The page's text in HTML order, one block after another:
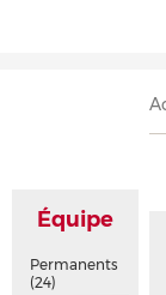
Équipe
Permanents
(24)